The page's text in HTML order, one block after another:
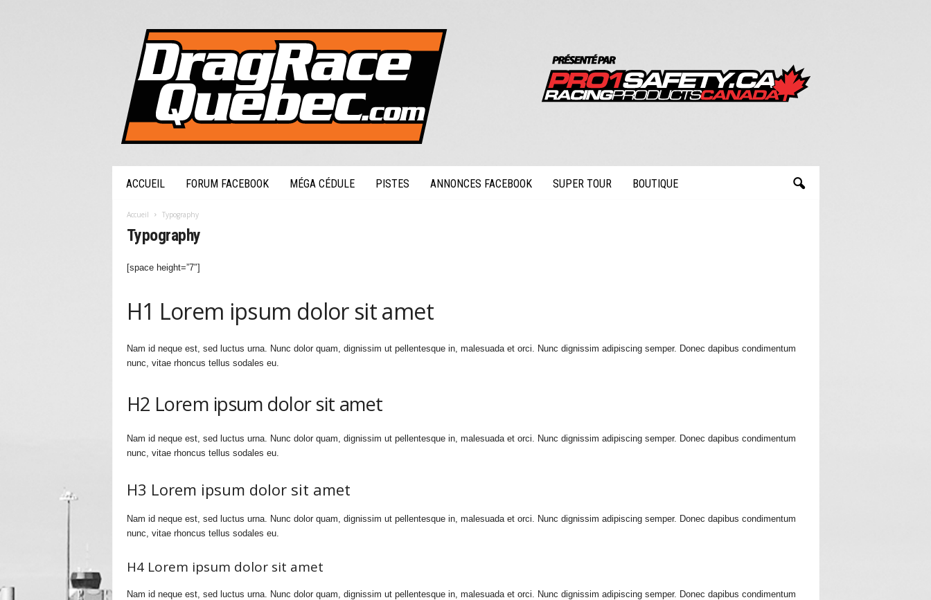
ACCUEIL FORUM FACEBOOK MÉGA CÉDULE PISTES ANNONCES FACEBOOK SUPER TOUR BOUTIQUE
Accueil Typography
Typography
[space height=”7″]
H1 Lorem ipsum dolor sit amet
Nam id neque est, sed luctus urna. Nunc dolor quam, dignissim ut pellentesque in, malesuada et orci. Nunc dignissim adipiscing semper. Donec dapibus condimentum
nunc, vitae rhoncus tellus sodales eu.
H2 Lorem ipsum dolor sit amet
Nam id neque est, sed luctus urna. Nunc dolor quam, dignissim ut pellentesque in, malesuada et orci. Nunc dignissim adipiscing semper. Donec dapibus condimentum
nunc, vitae rhoncus tellus sodales eu.
H3 Lorem ipsum dolor sit amet
Nam id neque est, sed luctus urna. Nunc dolor quam, dignissim ut pellentesque in, malesuada et orci. Nunc dignissim adipiscing semper. Donec dapibus condimentum
nunc, vitae rhoncus tellus sodales eu.
H4 Lorem ipsum dolor sit amet
Nam id neque est, sed luctus urna. Nunc dolor quam, dignissim ut pellentesque in, malesuada et orci. Nunc dignissim adipiscing semper. Donec dapibus condimentum